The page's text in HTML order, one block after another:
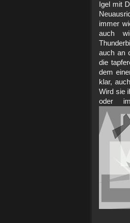
Igel mit
immer
auch
auch an
die
dem
klar,
Wird sie
oder